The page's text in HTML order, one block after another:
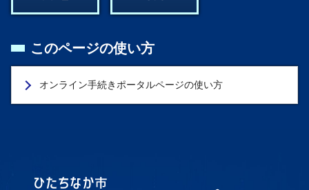
このページの使い方
オンライン手続きポータルページの使い方